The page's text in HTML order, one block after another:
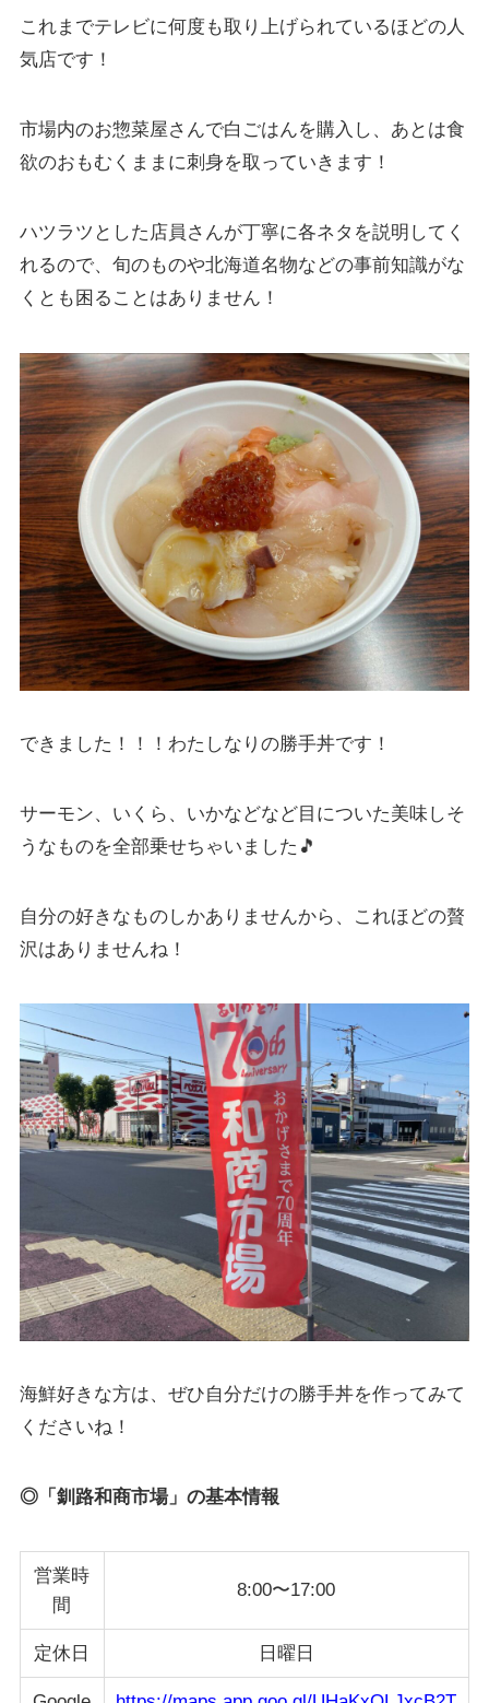
これまでテレビに何度も取り上げられているほどの人
気店です！
市場内のお惣菜屋さんで白ごはんを購入し、あとは食
欲のおもむくままに刺身を取っていきます！
ハツラツとした店員さんが丁寧に各ネタを説明してく
れるので、旬のものや北海道名物などの事前知識がな
くとも困ることはありません！
できました！！！わたしなりの勝手丼です！
サーモン、いくら、いかなどなど目についた美味しそ
うなものを全部乗せちゃいました🎵
自分の好きなものしかありませんから、これほどの贅
沢はありませんね！
海鮮好きな方は、ぜひ自分だけの勝手丼を作ってみて
くださいね！
◎「釧路和商市場」の基本情報
営業時
間
8:00〜17:00
定休日 日曜日